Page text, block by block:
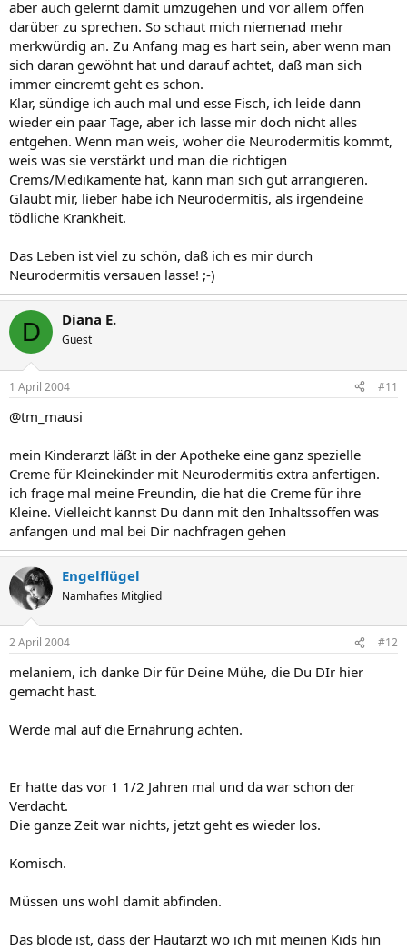
aber auch gelernt damit umzugehen und vor allem offen
darüber zu sprechen. So schaut mich niemenad mehr
merkwürdig an. Zu Anfang mag es hart sein, aber wenn man
sich daran gewöhnt hat und darauf achtet, daß man sich
immer eincremt geht es schon.
Klar, sündige ich auch mal und esse Fisch, ich leide dann
wieder ein paar Tage, aber ich lasse mir doch nicht alles
entgehen. Wenn man weis, woher die Neurodermitis kommt,
weis was sie verstärkt und man die richtigen
Crems/Medikamente hat, kann man sich gut arrangieren.
Glaubt mir, lieber habe ich Neurodermitis, als irgendeine
tödliche Krankheit.
Das Leben ist viel zu schön, daß ich es mir durch
Neurodermitis versauen lasse! ;-)
D Diana E.
Guest
1 April 2004 #11
@tm_mausi
mein Kinderarzt läßt in der Apotheke eine ganz spezielle
Creme für Kleinekinder mit Neurodermitis extra anfertigen.
ich frage mal meine Freundin, die hat die Creme für ihre
Kleine. Vielleicht kannst Du dann mit den Inhaltssoffen was
anfangen und mal bei Dir nachfragen gehen
Engelflügel
Namhaftes Mitglied
2 April 2004 #12
melaniem, ich danke Dir für Deine Mühe, die Du DIr hier
gemacht hast.
Werde mal auf die Ernährung achten.
Er hatte das vor 1 1/2 Jahren mal und da war schon der
Verdacht.
Die ganze Zeit war nichts, jetzt geht es wieder los.
Komisch.
Müssen uns wohl damit abfinden.
Das blöde ist, dass der Hautarzt wo ich mit meinen Kids hin